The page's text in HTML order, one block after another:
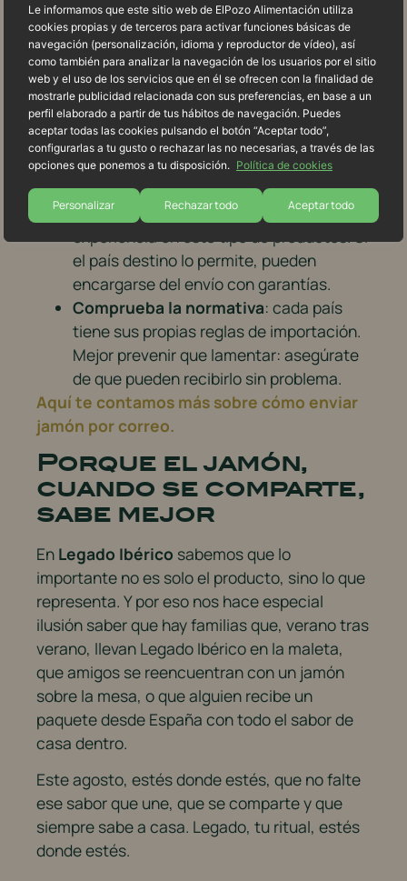
Le informamos que este sitio web de ElPozo Alimentación utiliza
cookies propias y de terceros para activar funciones básicas de
navegación (personalización, idioma y reproductor de vídeo), así
como también para analizar la navegación de los usuarios por el sitio
web y el uso de los servicios que en él se ofrecen con la finalidad de
mostrarle publicidad relacionada con sus preferencias, en base a un
perfil elaborado a partir de tus hábitos de navegación. Puedes
aceptar todas las cookies pulsando el botón “Aceptar todo”,
configurarlas a tu gusto o rechazar las no necesarias, a través de las
opciones que ponemos a tu disposición. Política de cookies
Personalizar Rechazar todo Aceptar todo
Escoge productos loncheados: son
más fáciles de enviar, duran más y no
requieren condiciones especiales
durante unos días.
Protección en el paquete: utiliza cajas
resistentes y acolcha bien el interior
para evitar golpes o deformaciones.
Envía por servicios fiables: algunas
empresas de mensajería tienen
experiencia en este tipo de productos. Si
el país destino lo permite, pueden
encargarse del envío con garantías.
Comprueba la normativa: cada país
tiene sus propias reglas de importación.
Mejor prevenir que lamentar: asegúrate
de que pueden recibirlo sin problema.
Aquí te contamos más sobre cómo enviar
jamón por correo.
Porque el jamón,
cuando se comparte,
sabe mejor
En Legado Ibérico sabemos que lo
importante no es solo el producto, sino lo que
representa. Y por eso nos hace especial
ilusión saber que hay familias que, verano tras
verano, llevan Legado Ibérico en la maleta,
que amigos se reencuentran con un jamón
sobre la mesa, o que alguien recibe un
paquete desde España con todo el sabor de
casa dentro.
Este agosto, estés donde estés, que no falte
ese sabor que une, que se comparte y que
siempre sabe a casa. Legado, tu ritual, estés
donde estés.